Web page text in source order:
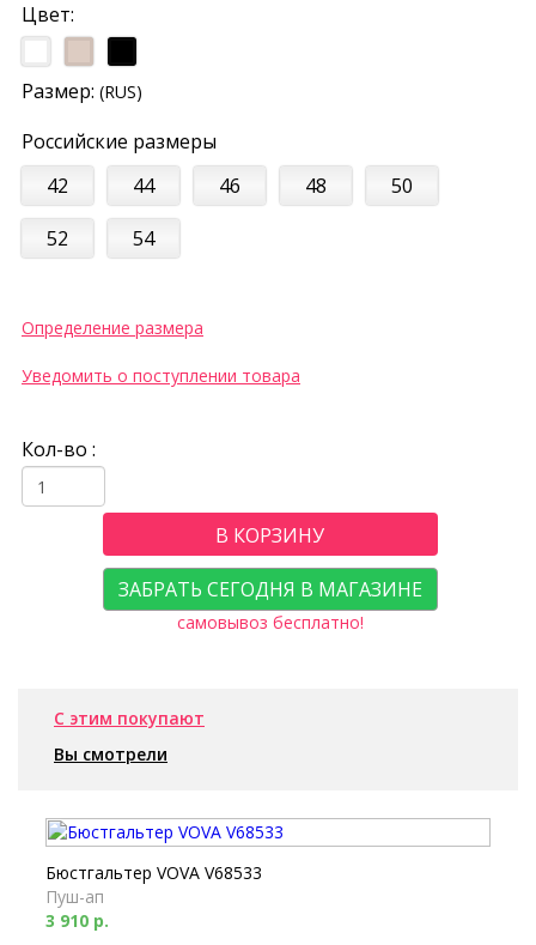
Цвет:
Размер: (RUS)
Российские размеры
42
44 46 48
50
52
54
Определение размера
Уведомить о поступлении товара
Кол-во :
В КОРЗИНУ
ЗАБРАТЬ СЕГОДНЯ В МАГАЗИНЕ
самовывоз бесплатно!
С этим покупают
Вы смотрели
Бюстгальтер VOVA V68533
Пуш-ап
3 910 р.